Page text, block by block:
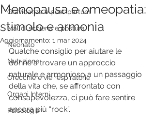
Gravidanza e post-partum
Mal di schiena e postura
Neonato
Nutrizione
Orecchie e vie respiratorie
Organi Interni
Psicologia
Menopausa e omeopatia:
stimolo e armonia
Aggiornamento: 1 mar 2024
Qualche consiglio per aiutare le
donne a trovare un approccio
naturale e armonioso a un passaggio
della vita che, se affrontato con
consapevolezza, ci può fare sentire
ancora più “rock”.